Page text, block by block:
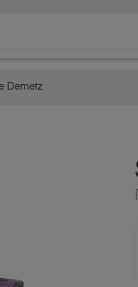
Demetz